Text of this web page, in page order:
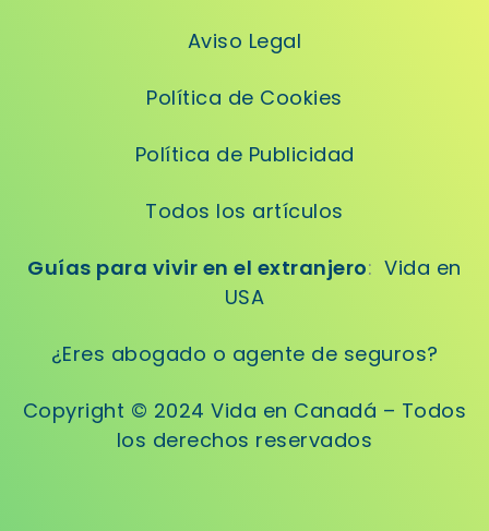
Aviso Legal
Política de Cookies
Política de Publicidad
Todos los artículos
Guías para vivir en el extranjero:Vida en
USA
¿Eres abogado o agente de seguros?
Copyright © 2024 Vida en Canadá – Todos
los derechos reservados